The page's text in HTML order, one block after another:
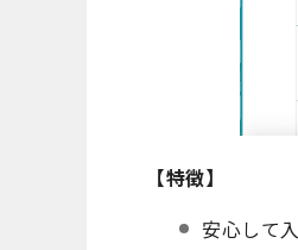
【特徴】
安心して